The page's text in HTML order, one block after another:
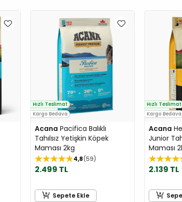
Kargo Bedava
Hızlı Teslimat
Acana Pacifica Balıklı
Tahılsız Yetişkin Köpek
Maması 2kg
4,8 59
2.499 TL
Sepete Ekle
Kargo Bedava
Hızlı Teslimat
Acana
Junior
Maması
2.139 TL